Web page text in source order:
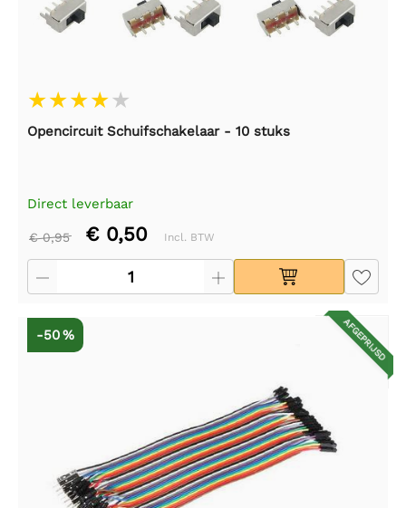
Opencircuit Schuifschakelaar - 10 stuks
Direct leverbaar
€ 0,95 € 0,50 Incl. BTW
AFGEPRIJSD
-50 %